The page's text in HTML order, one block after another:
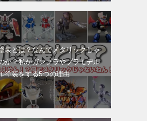
装とは？なんでメタリックじゃ
か？私がガンプラやプラモデル
塗装をする5つの理由